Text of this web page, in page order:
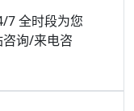
7 全时段为您
询/来电咨